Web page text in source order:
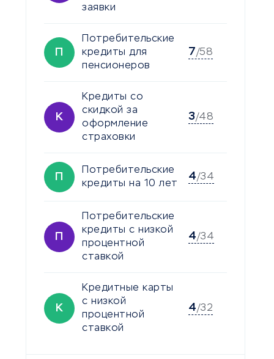
заявки
П
Потребительские
кредиты для
пенсионеров
7/58
К
Кредиты со
скидкой за
оформление
страховки
3/48
П
Потребительские
кредиты на 10 лет
4/34
П
Потребительские
кредиты с низкой
процентной
ставкой
4/34
К
Кредитные карты
с низкой
процентной
ставкой
4/32